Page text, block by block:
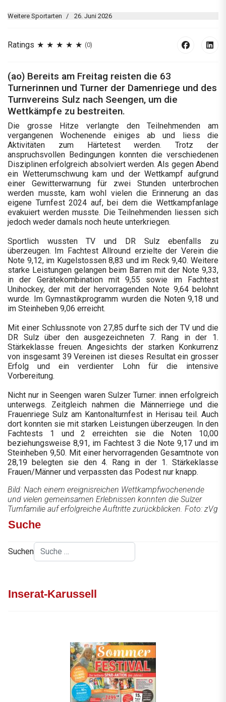
Weitere Sportarten 26. Juni 2026
Ratings (0)
(ao) Bereits am Freitag reisten die 63
Turnerinnen und Turner der Damenriege und des
Turnvereins Sulz nach Seengen, um die
Wettkämpfe zu bestreiten.
Die grosse Hitze verlangte den Teilnehmenden am
vergangenen Wochenende einiges ab und liess die
Aktivitäten zum Härtetest werden. Trotz der
anspruchsvollen Bedingungen konnten die verschiedenen
Disziplinen erfolgreich absolviert werden. Als gegen Abend
ein Wetterumschwung kam und der Wettkampf aufgrund
einer Gewitterwarnung für zwei Stunden unterbrochen
werden musste, kam wohl vielen die Erinnerung an das
eigene Turnfest 2024 auf, bei dem die Wettkampfanlage
evakuiert werden musste. Die Teilnehmenden liessen sich
jedoch weder damals noch heute unterkriegen.
Sportlich wussten TV und DR Sulz ebenfalls zu
überzeugen. Im Fachtest Allround erzielte der Verein die
Note 9,12, im Kugelstossen 8,83 und im Reck 9,40. Weitere
starke Leistungen gelangen beim Barren mit der Note 9,33,
in der Gerätekombination mit 9,55 sowie im Fachtest
Unihockey, der mit der hervorragenden Note 9,64 belohnt
wurde. Im Gymnastikprogramm wurden die Noten 9,18 und
im Steinheben 9,06 erreicht.
Mit einer Schlussnote von 27,85 durfte sich der TV und die
DR Sulz über den ausgezeichneten 7. Rang in der 1.
Stärkeklasse freuen. Angesichts der starken Konkurrenz
von insgesamt 39 Vereinen ist dieses Resultat ein grosser
Erfolg und ein verdienter Lohn für die intensive
Vorbereitung.
Nicht nur in Seengen waren Sulzer Turner: innen erfolgreich
unterwegs. Zeitgleich nahmen die Männerriege und die
Frauenriege Sulz am Kantonalturnfest in Herisau teil. Auch
dort konnten sie mit starken Leistungen überzeugen. In den
Fachtests 1 und 2 erreichten sie die Noten 10,00
beziehungsweise 8,91, im Fachtest 3 die Note 9,17 und im
Steinheben 9,50. Mit einer hervorragenden Gesamtnote von
28,19 belegten sie den 4. Rang in der 1. Stärkeklasse
Frauen/Männer und verpassten das Podest nur knapp.
Bild: Nach einem ereignisreichen Wettkampfwochenende
und vielen gemeinsamen Erlebnissen konnten die Sulzer
Turnfamilie auf erfolgreiche Auftritte zurückblicken. Foto: zVg
Suche
Suchen
Inserat-Karussell